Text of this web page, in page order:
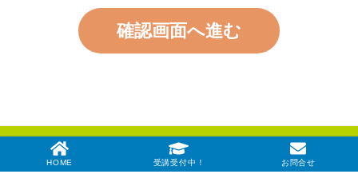
個人情報の利用
当サイトにご提供いただいた個人情報は、以下のような目的
収集した個人情報を集計し、統計情報を作成するため
個人情報の保守管理について
© ふくい子育て応援団
HOME 受講受付中！ お問合せ